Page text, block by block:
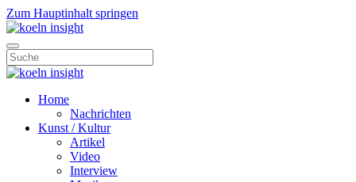
Zum Hauptinhalt springen
Home
Nachrichten
Kunst / Kultur
Artikel
Video
Interview